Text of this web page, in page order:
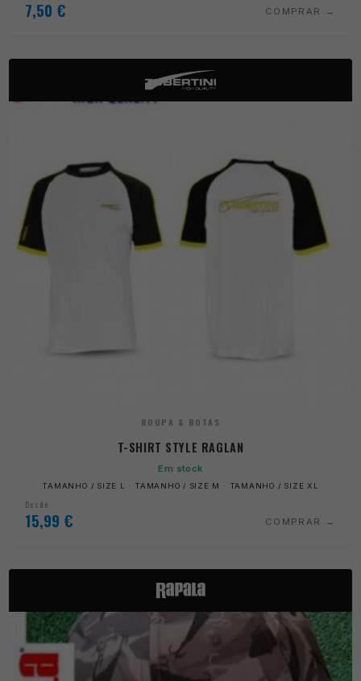
7,50 € COMPRAR
ROUPA & BOTAS
T-SHIRT STYLE RAGLAN
Em stock
TAMANHO / SIZE L · TAMANHO / SIZE M · TAMANHO / SIZE XL
Desde
15,99 € COMPRAR